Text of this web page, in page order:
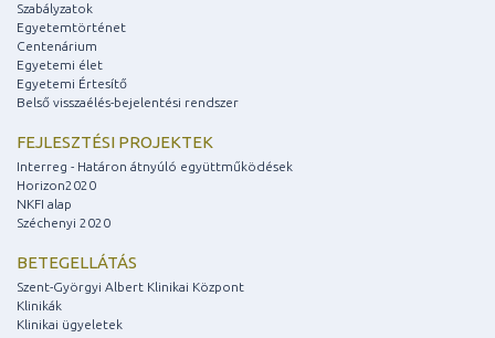
Szabályzatok
Egyetemtörténet
Centenárium
Egyetemi élet
Egyetemi Értesítő
Belső visszaélés-bejelentési rendszer
FEJLESZTÉSI PROJEKTEK
Interreg - Határon átnyúló együttműködések
Horizon2020
NKFI alap
Széchenyi 2020
BETEGELLÁTÁS
Szent-Györgyi Albert Klinikai Központ
Klinikák
Klinikai ügyeletek